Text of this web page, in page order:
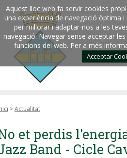
Aquest lloc web fa servir cookies
una experiència de navegació òptima
per millorar i adaptar-nos a les
navegació. Navegar sense acceptar
funcions del web. Per a més
Acceptar
>Actualitat
et perdis
Band - Cicle